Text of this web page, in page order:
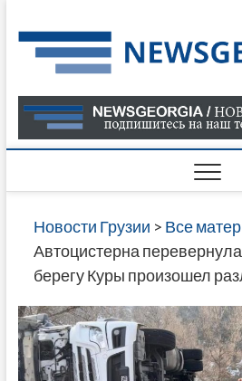
to
content
Новости Грузии > Все
Автоцистерна
берегу Куры произошел